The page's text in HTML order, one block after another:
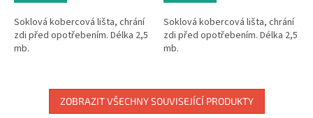
Soklová kobercová lišta, chrání
zdi před opotřebením. Délka 2,5
mb.
Soklová kobercová lišta, chrání
zdi před opotřebením. Délka 2,5
mb.
ZOBRAZIT VŠECHNY SOUVISEJÍCÍ PRODUKTY